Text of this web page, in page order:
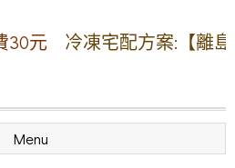
冷凍宅配方案:【離島地區
Menu